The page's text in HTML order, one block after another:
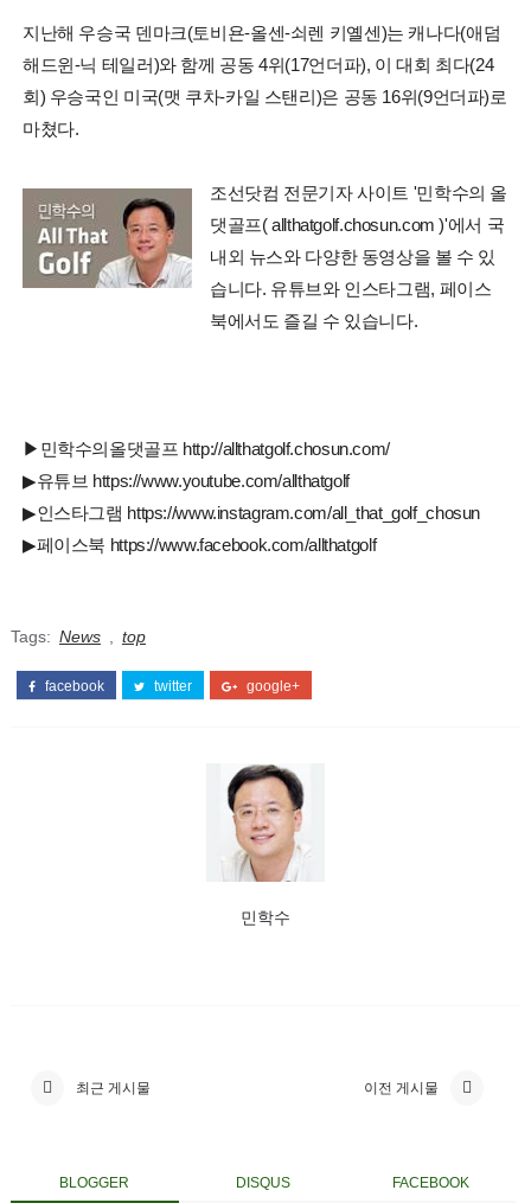
지난해 우승국 덴마크(토비욘-올센-쇠렌 키옐센)는 캐나다(애덤
해드윈-닉 테일러)와 함께 공동 4위(17언더파), 이 대회 최다(24
회) 우승국인 미국(맷 쿠차-카일 스탠리)은 공동 16위(9언더파)로
마쳤다.
조선닷컴 전문기자 사이트 '민학수의 올
댓골프( allthatgolf.chosun.com )'에서 국
내외 뉴스와 다양한 동영상을 볼 수 있
습니다. 유튜브와 인스타그램, 페이스
북에서도 즐길 수 있습니다.
▶민학수의올댓골프 http://allthatgolf.chosun.com/
▶유튜브 https://www.youtube.com/allthatgolf
▶인스타그램 https://www.instagram.com/all_that_golf_chosun
▶페이스북 https://www.facebook.com/allthatgolf
Tags: News top
facebook twitter google+
민학수
최근 게시물 이전 게시물
BLOGGER DISQUS FACEBOOK